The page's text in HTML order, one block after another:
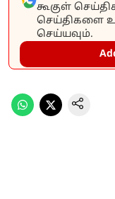
கூகுள்
செய்திகளை
செய்யவும்.